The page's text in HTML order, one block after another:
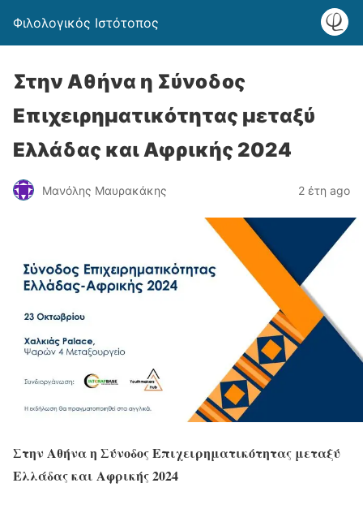
Φιλολογικός Ιστότοπος
Στην Αθήνα η Σύνοδος
Επιχειρηματικότητας μεταξύ
Ελλάδας και Αφρικής 2024
Μανόλης Μαυρακάκης 2 έτη ago
Στην Αθήνα η Σύνοδος Επιχειρηματικότητας μεταξύ
Ελλάδας και Αφρικής 2024